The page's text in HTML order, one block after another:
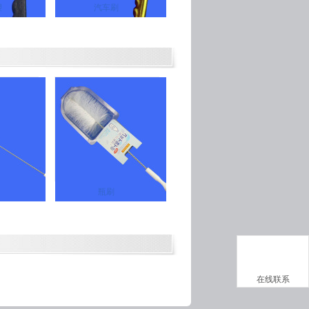
汽车刷
瓶刷
在线联系